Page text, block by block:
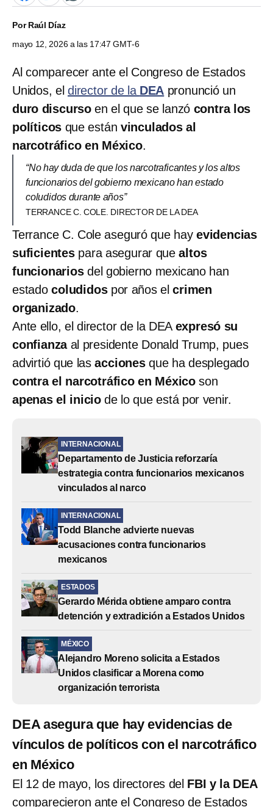
PorRaúl Díaz
mayo 12, 2026 a las 17:47 GMT-6
Al comparecer ante el Congreso de Estados
Unidos, eldirector de la DEA pronunció un
duro discurso en el que se lanzó contra los
políticos que están vinculados al
narcotráfico en México.
“No hay duda de que los narcotraficantes y los altos
funcionarios del gobierno mexicano han estado
coludidos durante años”
TERRANCE C. COLE. DIRECTOR DE LA DEA
Terrance C. Cole aseguró que hay evidencias
suficientespara asegurar quealtos
funcionariosdel gobierno mexicano han
estadocoludidospor años elcrimen
organizado.
Ante ello, el director de la DEA expresó su
confianzaal presidente Donald Trump, pues
advirtió que lasaccionesque ha desplegado
contra el narcotráfico en México son
apenas el inicio de lo que está por venir.
INTERNACIONAL
Departamento de Justicia reforzaría
estrategia contra funcionarios mexicanos
vinculados al narco
INTERNACIONAL
Todd Blanche advierte nuevas
acusaciones contra funcionarios
mexicanos
ESTADOS
Gerardo Mérida obtiene amparo contra
detención y extradición a Estados Unidos
MÉXICO
Alejandro Moreno solicita a Estados
Unidos clasificar a Morena como
organización terrorista
DEA asegura que hay evidencias de
vínculos de políticos con el narcotráfico
en México
El 12 de mayo, los directores del FBI y la DEA
comparecieron ante el Congreso de Estados